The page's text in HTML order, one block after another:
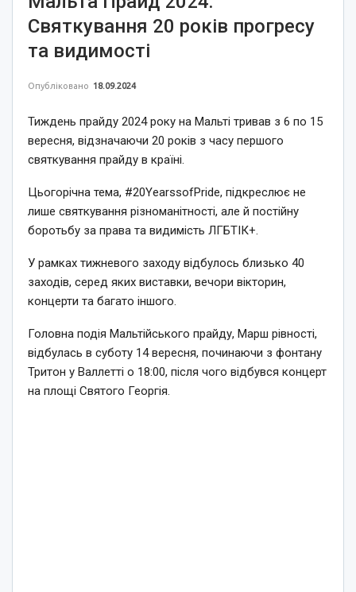
Святкування 20 років прогресу
та видимості
Опубліковано 18.09.2024
Тиждень прайду 2024 року на Мальті тривав з 6 по 15
вересня, відзначаючи 20 років з часу першого
святкування прайду в країні.
Цьогорічна тема, #20YearssofPride, підкреслює не
лише святкування різноманітності, але й постійну
боротьбу за права та видимість ЛГБТІК+.
У рамках тижневого заходу відбулось близько 40
заходів, серед яких виставки, вечори вікторин,
концерти та багато іншого.
Головна подія Мальтійського прайду, Марш рівності,
відбулась в суботу 14 вересня, починаючи з фонтану
Тритон у Валлетті о 18:00, після чого відбувся концерт
на площі Святого Георгія.